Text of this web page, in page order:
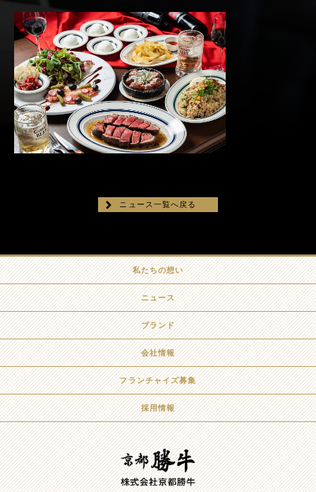
ニュース一覧へ戻る
私たちの想い
ニュース
ブランド
会社情報
フランチャイズ募集
採用情報